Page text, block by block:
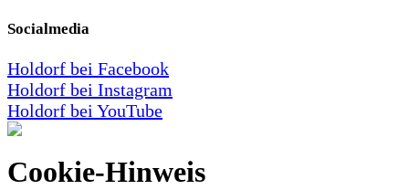
Socialmedia
Holdorf bei Facebook
Holdorf bei Instagram
Holdorf bei YouTube
Cookie-Hinweis